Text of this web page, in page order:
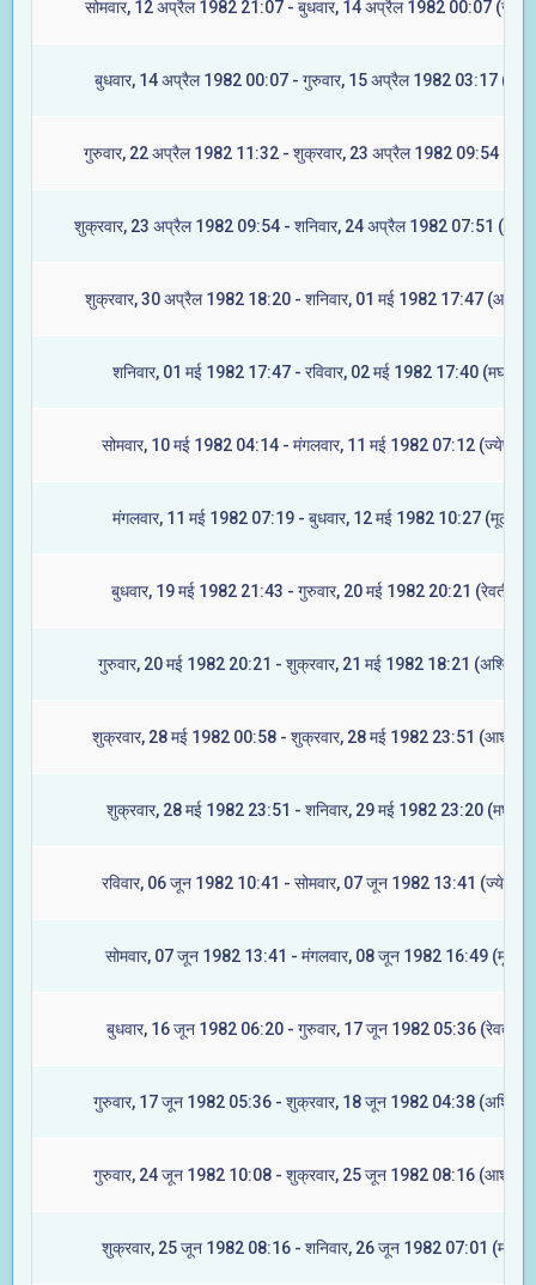
सोमवार, 12 अप्रैल 1982 21:07 - बुधवार, 14 अप्रैल 1982 00:07
बुधवार, 14 अप्रैल 1982 00:07 - गुरुवार, 15 अप्रैल 1982 03:17 (मूल)
गुरुवार, 22 अप्रैल 1982 11:32 - शुक्रवार, 23 अप्रैल 1982 09:54
शुक्रवार, 23 अप्रैल 1982 09:54 - शनिवार, 24 अप्रैल 1982 07:51
शुक्रवार, 30 अप्रैल 1982 18:20 - शनिवार, 01 मई 1982 17:47
शनिवार, 01 मई 1982 17:47 - रविवार, 02 मई 1982 17:40 (मघा)
सोमवार, 10 मई 1982 04:14 - मंगलवार, 11 मई 1982 07:12 (ज्येष्टा)
मंगलवार, 11 मई 1982 07:19 - बुधवार, 12 मई 1982 10:27 (मूल)
बुधवार, 19 मई 1982 21:43 - गुरुवार, 20 मई 1982 20:21 (रेवती)
गुरुवार, 20 मई 1982 20:21 - शुक्रवार, 21 मई 1982 18:21 (अश्विनी)
शुक्रवार, 28 मई 1982 00:58 - शुक्रवार, 28 मई 1982 23:51 (आश्लेषा)
शुक्रवार, 28 मई 1982 23:51 - शनिवार, 29 मई 1982 23:20 (मघा)
रविवार, 06 जून 1982 10:41 - सोमवार, 07 जून 1982 13:41 (ज्येष्टा)
सोमवार, 07 जून 1982 13:41 - मंगलवार, 08 जून 1982 16:49 (मूल)
बुधवार, 16 जून 1982 06:20 - गुरुवार, 17 जून 1982 05:36 (रेवती)
गुरुवार, 17 जून 1982 05:36 - शुक्रवार, 18 जून 1982 04:38 (अश्विनी)
गुरुवार, 24 जून 1982 10:08 - शुक्रवार, 25 जून 1982 08:16 (आश्लेषा)
शुक्रवार, 25 जून 1982 08:16 - शनिवार, 26 जून 1982 07:01 (मघा)